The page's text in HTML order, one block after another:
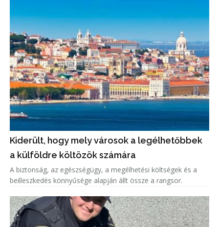
Kiderült, hogy mely városok a legélhetőbbek
a külföldre költözök számára
A biztonság, az egészségügy, a megélhetési költségek és a
beilleszkedés könnyűsége alapján állt össze a rangsor.